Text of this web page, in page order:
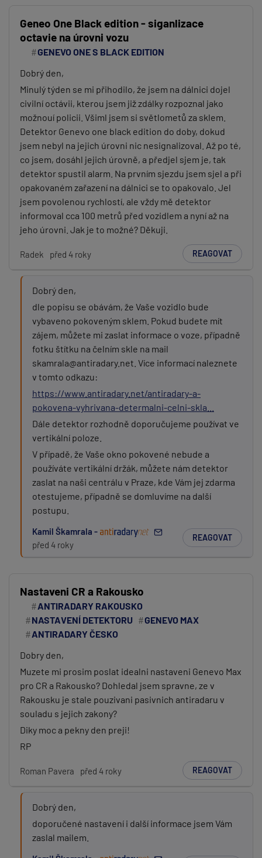
Geneo One Black edition - siganlizace
octavie na úrovni vozu
GENEVO ONE S BLACK EDITION
Dobrý den,
Minulý týden se mi přihodilo, že jsem na dálnici dojel
civilní octávii, kterou jsem již zdálky rozpoznal jako
možnouí policii. Všiml jsem si světlometů za sklem.
Detektor Genevo one black edition do doby, dokud
jsem nebyl na jejich úrovni nic nesignalizoval. Až po té,
co jsem, dosáhl jejich úrovně, a předjel sjem je, tak
detektor spustil alarm. Na prvním sjezdu jsem sjel a při
opakovaném zařazení na dálnici se to opakovalo. Jel
jsem povolenou rychlostí, ale vždy mě detektor
informoval cca 100 metrů před vozidlem a nyní až na
jeho úrovni. Jak je to možné? Děkuji.
Radek před 4 roky REAGOVAT
Dobrý den,
dle popisu se obávám, že Vaše vozidlo bude
vybaveno pokoveným sklem. Pokud budete mít
zájem, můžete mi zaslat informace o voze, případně
fotku štítku na čelním skle na mail
skamrala@antiradary.net. Více informací naleznete
v tomto odkazu:
https://www.antiradary.net/antiradary-a-
pokovena-vyhrivana-determalni-celni-skla...
Dále detektor rozhodně doporučujeme používat ve
vertikální poloze.
V případě, že Vaše okno pokovené nebude a
používáte vertikální držák, můžete nám detektor
zaslat na naši centrálu v Praze, kde Vám jej zdarma
otestujeme, případně se domluvíme na další
postupu.
Kamil Škamrala -
před 4 roky
REAGOVAT
Nastaveni CR a Rakousko
ANTIRADARY RAKOUSKO
NASTAVENÍ DETEKTORU
GENEVO MAX
ANTIRADARY ČESKO
Dobry den,
Muzete mi prosim poslat idealni nastaveni Genevo Max
pro CR a Rakousko? Dohledal jsem spravne, ze v
Rakousku je stale pouzivani pasivnich antiradaru v
souladu s jejich zakony?
Diky moc a pekny den preji!
RP
Roman Pavera před 4 roky REAGOVAT
Dobrý den,
doporučené nastavení i další informace jsem Vám
zaslal mailem.